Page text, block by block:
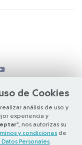
de Cookies
análisis de uso y
experiencia y
”, nos autorizas su
y condiciones de
Personales
2026